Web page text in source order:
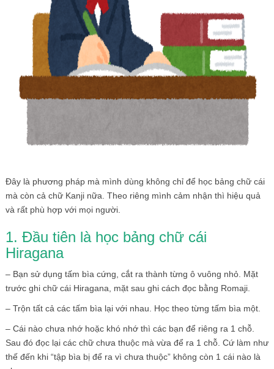
Đây là phương pháp mà mình dùng không chỉ để học bảng chữ cái
mà còn cả chữ Kanji nữa. Theo riêng mình cảm nhận thì hiệu quả
và rất phù hợp với mọi người.
1. Đầu tiên là học bảng chữ cái
Hiragana
– Bạn sử dụng tấm bìa cứng, cắt ra thành từng ô vuông nhỏ. Mặt
trước ghi chữ cái Hiragana, mặt sau ghi cách đọc bằng Romaji.
– Trộn tất cả các tấm bìa lại với nhau. Học theo từng tấm bìa một.
– Cái nào chưa nhớ hoặc khó nhớ thì các bạn để riêng ra 1 chỗ.
Sau đó đọc lại các chữ chưa thuộc mà vừa để ra 1 chỗ. Cứ làm như
thế đến khi “tập bìa bị để ra vì chưa thuộc” không còn 1 cái nào là